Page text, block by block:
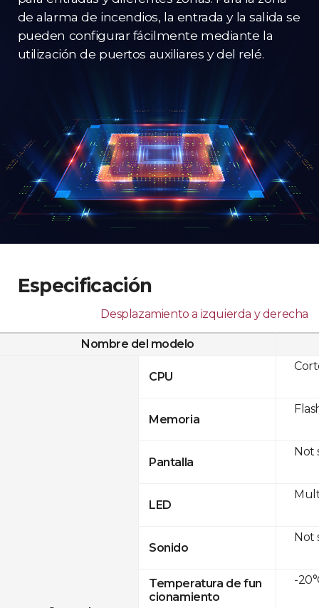
de alarma de incendios, la entrada y la salida se
pueden configurar fácilmente mediante la
utilización de puertos auxiliares y del relé.
Especificación
Desplazamiento a izquierda y derecha
Nombre del modelo
CPU
Memoria
Pantalla
LED
Sonido
Temperatura de fun
cionamiento
Not
Not
-